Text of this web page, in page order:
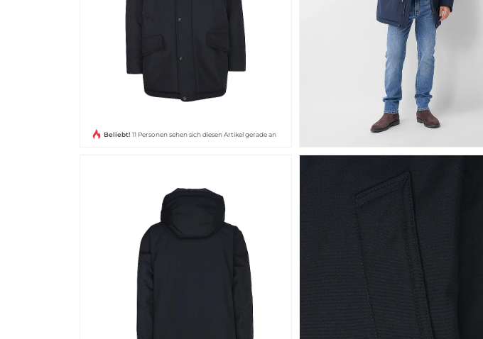
Beliebt! 11 Personen sehen sich diesen Artikel gerade an